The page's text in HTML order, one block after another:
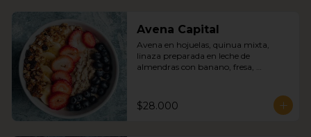
Avena Capital
Avena en hojuelas, quinua mixta,
linaza preparada en leche de
almendras con banano, fresa,
$28.000